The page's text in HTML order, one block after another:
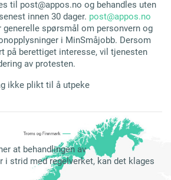
til post@appos.no og behandles uten
innen 30 dager. post@appos.no
spørsmål om personvern og
i MinSmåjobb. Dersom
på berettiget interesse, vil tjenesten
av protesten.
ikke plikt til å utpeke
at behandlingen av
i strid med regelverket, kan det klages